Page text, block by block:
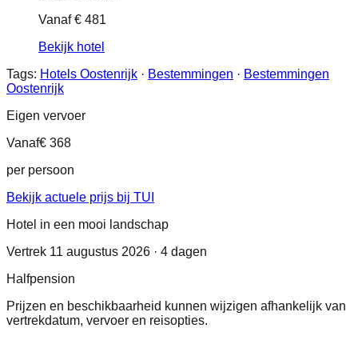
Vanaf€ 481
Bekijk hotel
Tags: Hotels Oostenrijk · Bestemmingen · Bestemmingen
Oostenrijk
Eigen vervoer
Vanaf€ 368
per persoon
Bekijk actuele prijs bij TUI
Hotel in een mooi landschap
Vertrek 11 augustus 2026 · 4 dagen
Halfpension
Prijzen en beschikbaarheid kunnen wijzigen afhankelijk van
vertrekdatum, vervoer en reisopties.